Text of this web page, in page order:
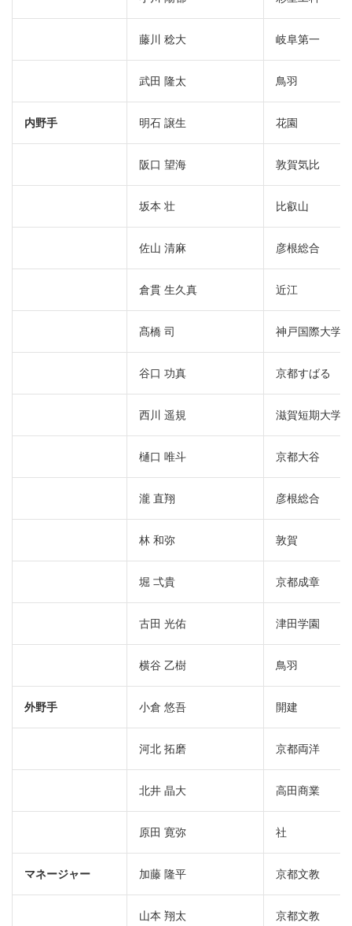
藤川 稔大 岐阜第一
武田 隆太 鳥羽
内野手 明石 譲生 花園
阪口 望海 敦賀気比
坂本 壮 比叡山
佐山 清麻 彦根総合
倉貫 生久真 近江
髙橋 司 神戸国際大学
谷口 功真 京都すばる
西川 遥規 滋賀短期大学
樋口 唯斗 京都大谷
瀧 直翔 彦根総合
林 和弥 敦賀
堀 弌貴 京都成章
古田 光佑 津田学園
横谷 乙樹 鳥羽
外野手 小倉 悠吾 開建
河北 拓磨 京都両洋
北井 晶大 高田商業
原田 寛弥 社
マネージャー 加藤 隆平 京都文教
山本 翔太 京都文教